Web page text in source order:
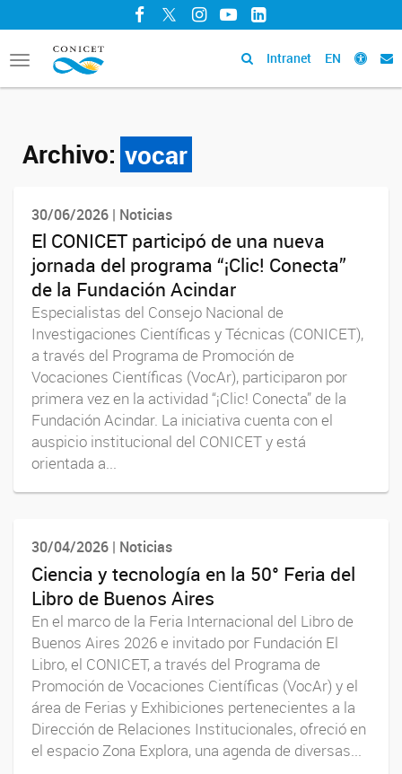
Facebook
TwitterInstagram
YouTubeLinkedIn
Toggle
navigation
Intranet EN
Archivo: vocar
30/06/2026 | Noticias
El CONICET participó de una nueva
jornada del programa “¡Clic! Conecta”
de la Fundación Acindar
Especialistas del Consejo Nacional de
Investigaciones Científicas y Técnicas (CONICET),
a través del Programa de Promoción de
Vocaciones Científicas (VocAr), participaron por
primera vez en la actividad “¡Clic! Conecta” de la
Fundación Acindar. La iniciativa cuenta con el
auspicio institucional del CONICET y está
orientada a...
30/04/2026 | Noticias
Ciencia y tecnología en la 50° Feria del
Libro de Buenos Aires
En el marco de la Feria Internacional del Libro de
Buenos Aires 2026 e invitado por Fundación El
Libro, el CONICET, a través del Programa de
Promoción de Vocaciones Científicas (VocAr) y el
área de Ferias y Exhibiciones pertenecientes a la
Dirección de Relaciones Institucionales, ofreció en
el espacio Zona Explora, una agenda de diversas...